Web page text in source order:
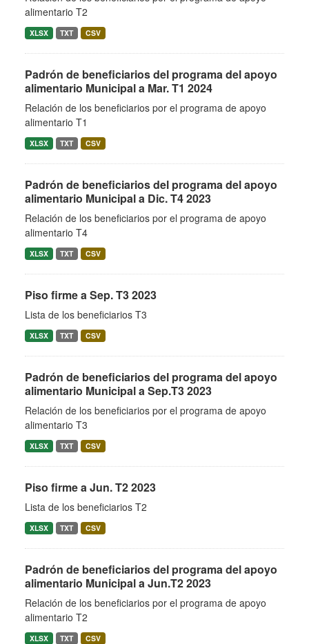
alimentario T2
XLSX TXT CSV
Padrón de beneficiarios del programa del apoyo
alimentario Municipal a Mar. T1 2024
Relación de los beneficiarios por el programa de apoyo
alimentario T1
XLSX TXT CSV
Padrón de beneficiarios del programa del apoyo
alimentario Municipal a Dic. T4 2023
Relación de los beneficiarios por el programa de apoyo
alimentario T4
XLSX TXT CSV
Piso firme a Sep. T3 2023
Lista de los beneficiarios T3
XLSX TXT CSV
Padrón de beneficiarios del programa del apoyo
alimentario Municipal a Sep.T3 2023
Relación de los beneficiarios por el programa de apoyo
alimentario T3
XLSX TXT CSV
Piso firme a Jun. T2 2023
Lista de los beneficiarios T2
XLSX TXT CSV
Padrón de beneficiarios del programa del apoyo
alimentario Municipal a Jun.T2 2023
Relación de los beneficiarios por el programa de apoyo
alimentario T2
XLSX TXT CSV